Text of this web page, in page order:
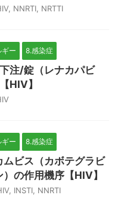
タリク
, NNRTI NRTTI
ー 8.感染症
注/錠（レナカパビ
HIV】
ー 8.感染症
ビス（カボテグラビ
の作用機序【HIV】
, INSTI NNRTI